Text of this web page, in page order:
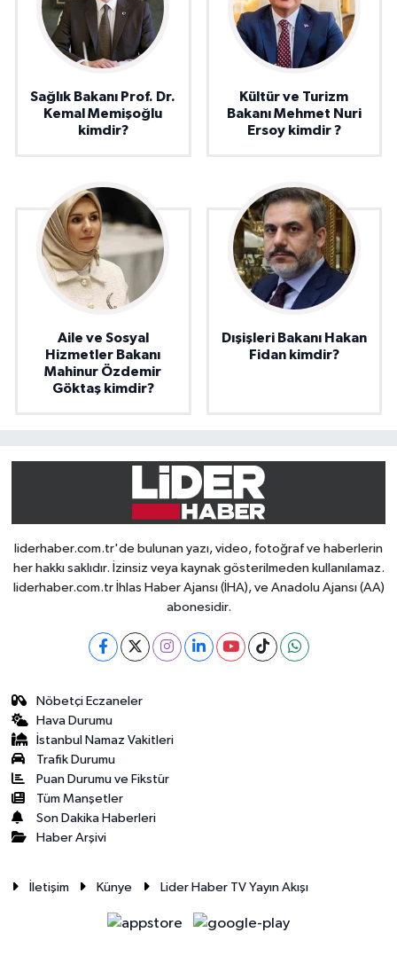
Sağlık Bakanı Prof. Dr.
Kemal Memişoğlu
kimdir?
Kültür ve Turizm
Bakanı Mehmet Nuri
Ersoy kimdir ?
Aile ve Sosyal
Hizmetler Bakanı
Mahinur Özdemir
Göktaş kimdir?
Dışişleri Bakanı Hakan
Fidan kimdir?
liderhaber.com.tr'de bulunan yazı, video, fotoğraf ve haberlerin
her hakkı saklıdır. İzinsiz veya kaynak gösterilmeden kullanılamaz.
liderhaber.com.tr İhlas Haber Ajansı (İHA), ve Anadolu Ajansı (AA)
abonesidir.
Nöbetçi Eczaneler
Hava Durumu
İstanbul Namaz Vakitleri
Trafik Durumu
Puan Durumu ve Fikstür
Tüm Manşetler
Son Dakika Haberleri
Haber Arşivi
İletişim Künye Lider Haber TV Yayın Akışı